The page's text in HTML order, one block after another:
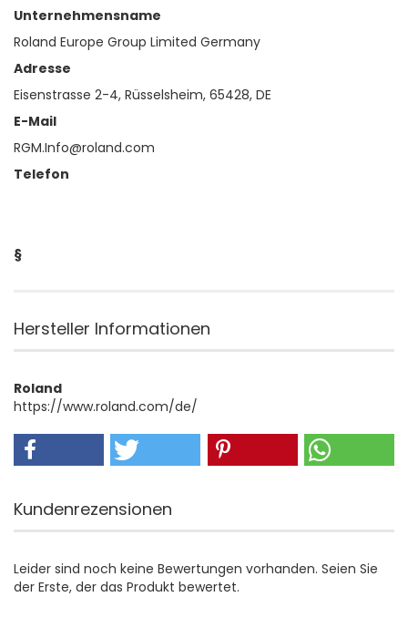
Unternehmensname
Roland Europe Group Limited Germany
Adresse
Eisenstrasse 2-4, Rüsselsheim, 65428, DE
E-Mail
RGM.Info@roland.com
Telefon
§
Hersteller Informationen
Roland
https://www.roland.com/de/
Kundenrezensionen
Leider sind noch keine Bewertungen vorhanden. Seien Sie
der Erste, der das Produkt bewertet.